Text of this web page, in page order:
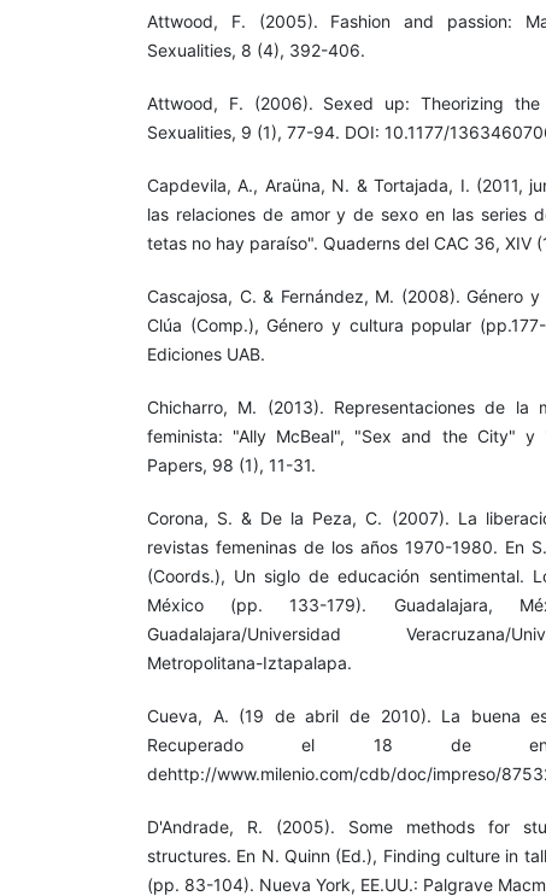
Attwood, F. (2005). Fashion and passion:
Sexualities, 8 (4), 392-406.
Attwood, F. (2006). Sexed up: Theorizing the
Sexualities, 9 (1), 77-94. DOI: 10.1177/
Capdevila, A., Araüna, N. & Tortajada, I. (2011,
las relaciones de amor y de sexo en las series
tetas no hay paraíso". Quaderns del CAC 36, XIV
Cascajosa, C. & Fernández, M. (2008). Género
Clúa (Comp.), Género y cultura popular
Ediciones UAB.
Chicharro, M. (2013). Representaciones de
feminista: "Ally McBeal", "Sex and the City" y
Papers, 98 (1), 11-31.
Corona, S. & De la Peza, C. (2007). La
revistas femeninas de los años 1970-1980. En
(Coords.), Un siglo de educación sentimental.
México (pp. 133-179). Guadalajara,
Guadalajara/Universidad Veracruzana/
Metropolitana-Iztapalapa.
Cueva, A. (19 de abril de 2010). La buena
Recuperado el 18 de
dehttp://www.milenio.com/cdb/doc/impreso/
D'Andrade, R. (2005). Some methods for
structures. En N. Quinn (Ed.), Finding culture in
(pp. 83-104). Nueva York, EE.UU.: Palgrave